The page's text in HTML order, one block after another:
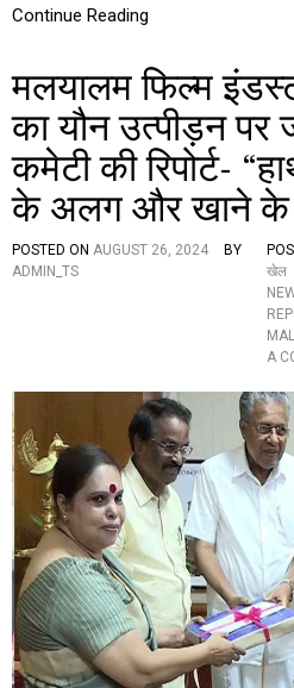
Continue Reading
मलयालम फिल्म
का यौन उत्पीड़न पर
कमेटी की रिपोर्ट-
के अलग और खाने
POSTED ON AUGUST 26, 2024
BY
ADMIN_TS
खेल
A